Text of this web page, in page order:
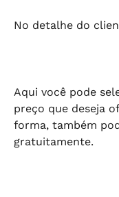
No detalhe do
Aqui você pode
preço que deseja
forma, também
gratuitamente.